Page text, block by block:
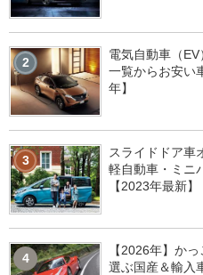
2
電気自動車（
一覧からお安い
年】
3
スライドドア車
軽自動車・ミニ
【2023年最新】
4
【2026年】か
選ぶ国産＆輸入